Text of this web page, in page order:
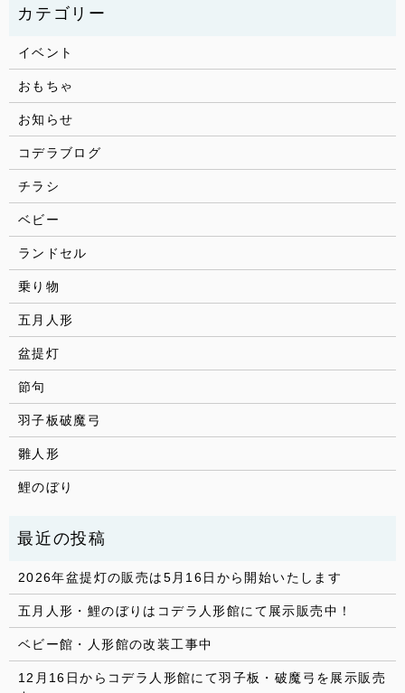
イベント
おもちゃ
お知らせ
コデラブログ
チラシ
ベビー
ランドセル
乗り物
五月人形
盆提灯
節句
羽子板破魔弓
雛人形
鯉のぼり
2026年盆提灯の販売は5月16日から開始いたします
五月人形・鯉のぼりはコデラ人形館にて展示販売中！
ベビー館・人形館の改装工事中
12月16日からコデラ人形館にて羽子板・破魔弓を展示販売